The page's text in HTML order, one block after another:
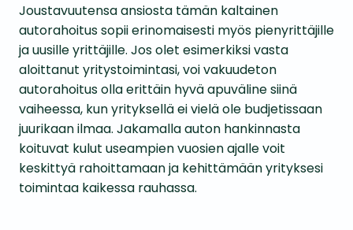
Joustavuutensa ansiosta tämän kaltainen
autorahoitus sopii erinomaisesti myös pienyrittäjille
ja uusille yrittäjille. Jos olet esimerkiksi vasta
aloittanut yritystoimintasi, voi vakuudeton
autorahoitus olla erittäin hyvä apuväline siinä
vaiheessa, kun yrityksellä ei vielä ole budjetissaan
juurikaan ilmaa. Jakamalla auton hankinnasta
koituvat kulut useampien vuosien ajalle voit
keskittyä rahoittamaan ja kehittämään yrityksesi
toimintaa kaikessa rauhassa.